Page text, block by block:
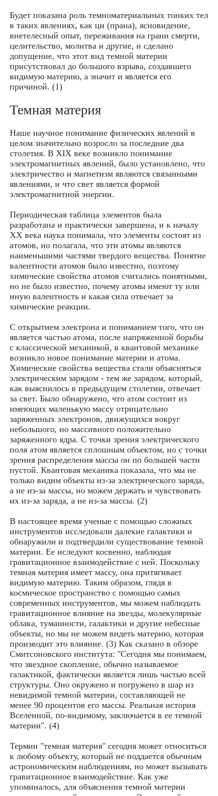
Будет показана роль темноматериальных тонких тел
в таких явлениях, как ци (прана), ясновидение,
внетелесный опыт, переживания на грани смерти,
целительство, молитва и другие, и сделано
допущение, что этот вид темной материи
присутствовал до большого взрыва, создавшего
видимую материю, а значит и является его
причиной. (1)
Темная материя
Наше научное понимание физических явлений в
целом значительно возросло за последние два
столетия. В XIX веке возникло понимание
электромагнитных явлений, было установлено, что
электричество и магнетизм являются связанными
явлениями, и что свет является формой
электромагнитной энергии.
Периодическая таблица элементов была
разработана и практически завершена, и к началу
XX века наука понимала, что элементы состоят из
атомов, но полагала, что эти атомы являются
наименьшими частями твердого вещества. Понятие
валентности атомов было известно, поэтому
химические свойства атомов считались понятными,
но не было известно, почему атомы имеют ту или
иную валентность и какая сила отвечает за
химические реакции.
С открытием электрона и пониманием того, что он
является частью атома, после напряженной борьбы
с классической механикой, в квантовой механике
возникло новое понимание материи и атома.
Химические свойства вещества стали объясняться
электрическим зарядом - тем же зарядом, который,
как выяснилось в предыдущем столетии, отвечает
за свет. Было обнаружено, что атом состоит из
имеющих маленькую массу отрицательно
заряженных электронов, движущихся вокруг
небольшого, но массивного положительно
заряженного ядра. С точки зрения электрического
поля атом является сплошным объектом, но с точки
зрения распределения массы он по большей части
пустой. Квантовая механика показала, что мы не
только видим объекты из-за электрического заряда,
а не из-за массы, но можем держать и чувствовать
их из-за заряда, а не из-за массы. (2)
В настоящее время ученые с помощью сложных
инструментов исследовали далекие галактики и
обнаружили и подтвердили существование темной
материи. Ее иследуют косвенно, наблюдая
гравитационное взаимодействие с ней. Поскольку
темная материя имеет массу, она притягивает
видимую материю. Таким образом, глядя в
космическое пространство с помощью самых
современных инструментов, мы можем наблюдать
гравитационное влияние на звезды, молекулярные
облака, туманности, галактики и другие небесные
объекты, но мы не можем видеть материю, которая
производит это влияние. (3) Как сказано в обзоре
Смитсоновского института: "Сегодня мы понимаем,
что звездное скопление, обычно называемое
галактикой, фактически является лишь частью всей
структуры. Оно окружено и погружено в шар из
невидимой темной материи, составляющей не
менее 90 процентов его массы. Реальная история
Вселенной, по-видимому, заключается в ее темной
материи". (4)
Термин "темная материя" сегодня может относиться
к любому объекту, который не поддается обычным
астрономическим наблюдениям, но может вызывать
гравитационное взаимодействие. Как уже
упоминалось, для объяснения темной материи